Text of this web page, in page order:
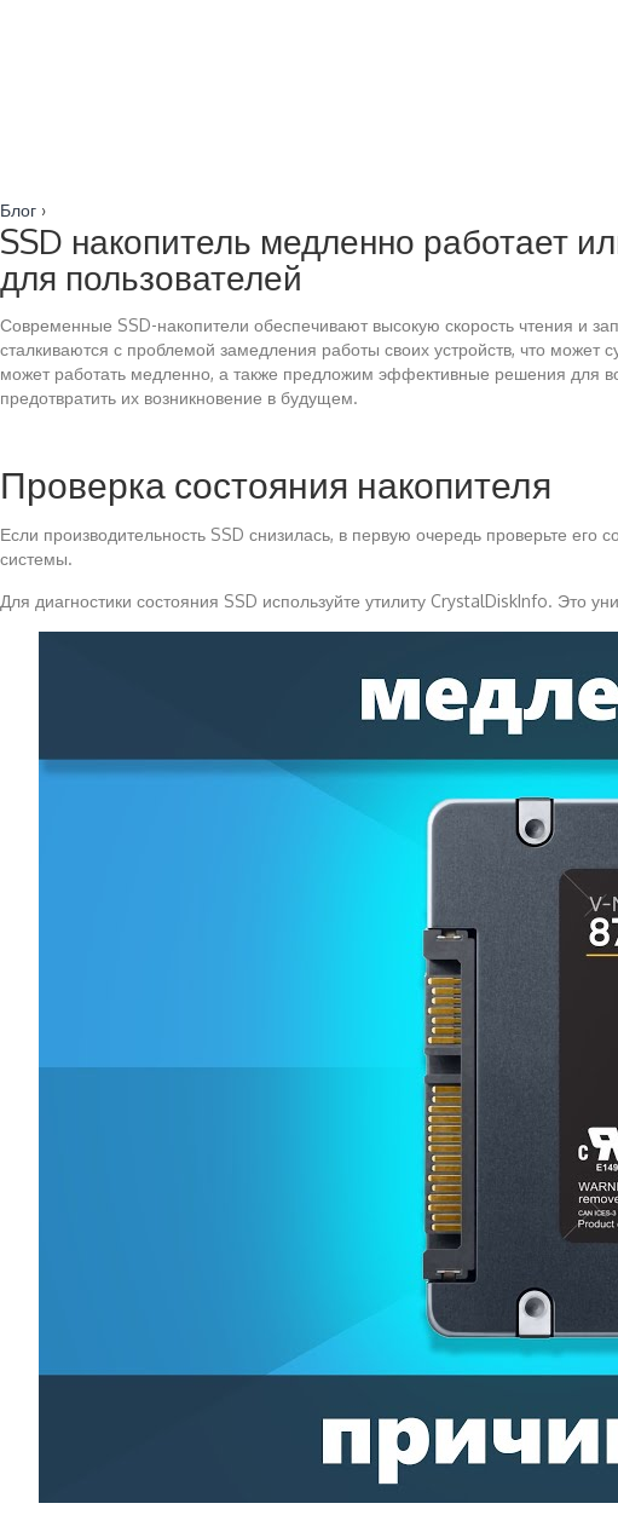
Блог ›
SSD накопитель медленно работает
для пользователей
Современные SSD-накопители обеспечивают высокую скорость чтения и
сталкиваются с проблемой замедления работы своих устройств, что
может работать медленно, а также предложим эффективные решения для
предотвратить их возникновение в будущем.
Проверка состояния накопителя
Если производительность SSD снизилась, в первую очередь проверьте
системы.
Для диагностики состояния SSD используйте утилиту CrystalDiskInfo. Это